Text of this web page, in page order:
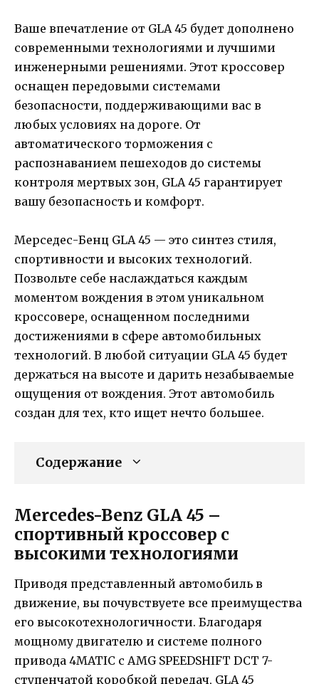
Ваше впечатление от GLA 45 будет дополнено
современными технологиями и лучшими
инженерными решениями. Этот кроссовер
оснащен передовыми системами
безопасности, поддерживающими вас в
любых условиях на дороге. От
автоматического торможения с
распознаванием пешеходов до системы
контроля мертвых зон, GLA 45 гарантирует
вашу безопасность и комфорт.
Мерседес-Бенц GLA 45 — это синтез стиля,
спортивности и высоких технологий.
Позвольте себе наслаждаться каждым
моментом вождения в этом уникальном
кроссовере, оснащенном последними
достижениями в сфере автомобильных
технологий. В любой ситуации GLA 45 будет
держаться на высоте и дарить незабываемые
ощущения от вождения. Этот автомобиль
создан для тех, кто ищет нечто большее.
Содержание
Mercedes-Benz GLA 45 –
спортивный кроссовер с
высокими технологиями
Приводя представленный автомобиль в
движение, вы почувствуете все преимущества
его высокотехнологичности. Благодаря
мощному двигателю и системе полного
привода 4MATIC с AMG SPEEDSHIFT DCT 7-
ступенчатой коробкой передач, GLA 45